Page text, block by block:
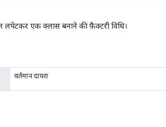
एक क्लास बनाने की फ़ैक्टरी विधि।
वर्तमान दायरा